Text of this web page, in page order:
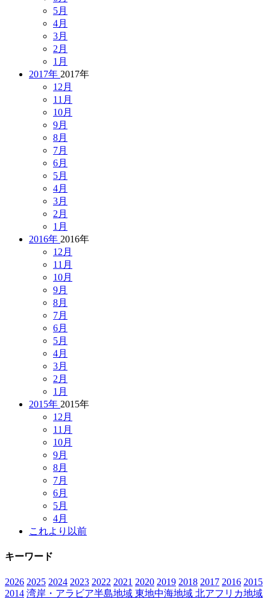
5月
4月
3月
2月
1月
2017年 2017年
12月
11月
10月
9月
8月
7月
6月
5月
4月
3月
2月
1月
2016年 2016年
12月
11月
10月
9月
8月
7月
6月
5月
4月
3月
2月
1月
2015年 2015年
12月
11月
10月
9月
8月
7月
6月
5月
4月
これより以前
キーワード
2026 2025 2024 2023 2022 2021 2020 2019 2018 2017 2016 2015
2014 湾岸・アラビア半島地域 東地中海地域 北アフリカ地域